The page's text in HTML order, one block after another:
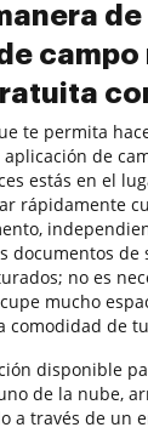
de
campo
te permita
de
estás en el
rápidamente
documentos de
no es
mucho
comodidad de
disponible
de la nube,
a través de un